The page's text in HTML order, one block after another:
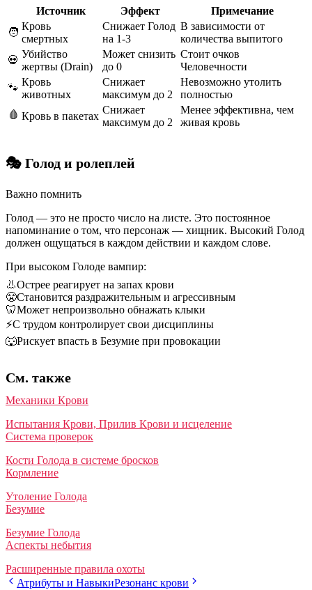
Источник
Эффект
Примечание
🧑
Кровь
смертных
Снижает Голод
на 1-3
В зависимости от
количества выпитого
💀
Убийство
жертвы (Drain)
Может снизить
до 0
Стоит очков
Человечности
🐾
Кровь
животных
Снижает
максимум до 2
Невозможно утолить
полностью
🩸 Кровь в пакетах
Снижает
максимум до 2
Менее эффективна, чем
живая кровь
🎭 Голод и ролеплей
Важно помнить
Голод — это не просто число на листе. Это постоянное
напоминание о том, что персонаж — хищник. Высокий Голод
должен ощущаться в каждом действии и каждом слове.
При высоком Голоде вампир:
👃Острее реагирует на запах крови
😤Становится раздражительным и агрессивным
🦷Может непроизвольно обнажать клыки
⚡С трудом контролирует свои дисциплины
🐺Рискует впасть в Безумие при провокации
См. также
Механики Крови
Испытания Крови, Прилив Крови и исцеление
Система проверок
Кости Голода в системе бросков
Кормление
Утоление Голода
Безумие
Безумие Голода
Аспекты небытия
Расширенные правила охоты
Атрибуты и НавыкиРезонанс крови